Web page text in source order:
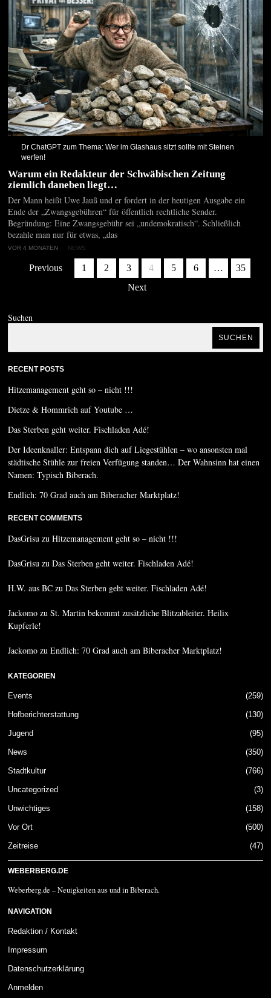
Dr ChatGPT zum Thema: Wer im Glashaus sitzt sollte mit Steinen
werfen!
Warum ein Redakteur der Schwäbischen Zeitung
ziemlich daneben liegt…
Der Mann heißt Uwe Jauß und er fordert in der heutigen Ausgabe ein
Ende der „Zwangsgebühren“ für öffentlich rechtliche Sender.
Begründung: Eine Zwangsgebühr sei „undemokratisch“. Schließlich
bezahle man nur für etwas, „das
VOR 4 MONATEN NEWS
Previous 1 2 3 4 5 6 …
35
Next
Suchen
SUCHEN
RECENT POSTS
Hitzemanagement geht so – nicht !!!
Dietze & Hommrich auf Youtube …
Das Sterben geht weiter. Fischladen Adé!
Der Ideenknaller: Entspann dich auf Liegestühlen – wo ansonsten mal
städtische Stühle zur freien Verfügung standen… Der Wahnsinn hat einen
Namen: Typisch Biberach.
Endlich: 70 Grad auch am Biberacher Marktplatz!
RECENT COMMENTS
DasGrisu zuHitzemanagement geht so – nicht !!!
DasGrisu zuDas Sterben geht weiter. Fischladen Adé!
H.W. aus BC zuDas Sterben geht weiter. Fischladen Adé!
Jackomo zuSt. Martin bekommt zusätzliche Blitzableiter. Heilix
Kupferle!
Jackomo zuEndlich: 70 Grad auch am Biberacher Marktplatz!
KATEGORIEN
Events 259
Hofberichterstattung 130
Jugend 95
News 350
Stadtkultur 766
Uncategorized 3
Unwichtiges 158
Vor Ort 500
Zeitreise 47
WEBERBERG.DE
Weberberg.de – Neuigkeiten aus und in Biberach.
NAVIGATION
Redaktion / Kontakt
Impressum
Datenschutzerklärung
Anmelden